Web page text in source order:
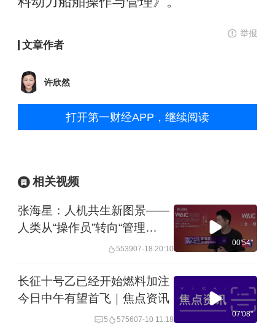
举报
文章作者
许欣然
打开第一财经APP，继续阅读
相关视频
张海星：人机共生新图景——
人类从“操作员”转向“管理
者”与“探索者”，重复劳动将让
553907-18 20:10
00'54''
长征十号乙已经开始燃料加注
今日中午有望首飞｜焦点资讯
5 575607-10 11:18
07'08''